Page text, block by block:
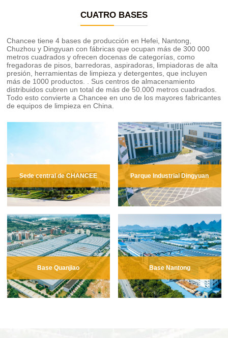
CUATRO BASES
Chancee tiene 4 bases de producción en Hefei, Nantong,
Chuzhou y Dingyuan con fábricas que ocupan más de 300 000
metros cuadrados y ofrecen docenas de categorías, como
fregadoras de pisos, barredoras, aspiradoras, limpiadoras de alta
presión, herramientas de limpieza y detergentes, que incluyen
más de 1000 productos. . Sus centros de almacenamiento
distribuidos cubren un total de más de 50.000 metros cuadrados.
Todo esto convierte a Chancee en uno de los mayores fabricantes
de equipos de limpieza en China.
Sede central de CHANCEE Parque Industrial Dingyuan
Base Quanjiao Base Nantong